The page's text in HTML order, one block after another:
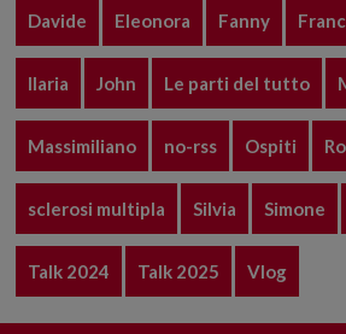
Davide Eleonora Fanny
Ilaria John Le parti del tutto
Massimiliano no-rss Ospiti
sclerosi multipla Silvia Simone
Talk 2024 Talk 2025 Vlog